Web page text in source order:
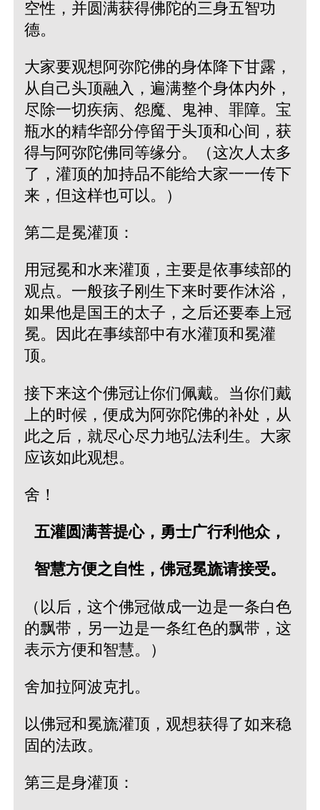
空性，并圆满获得佛陀的三身五智功
德。
大家要观想阿弥陀佛的身体降下甘露，
从自己头顶融入，遍满整个身体内外，
尽除一切疾病、怨魔、鬼神、罪障。宝
瓶水的精华部分停留于头顶和心间，获
得与阿弥陀佛同等缘分。（这次人太多
了，灌顶的加持品不能给大家一一传下
来，但这样也可以。）
第二是冕灌顶：
用冠冕和水来灌顶，主要是依事续部的
观点。一般孩子刚生下来时要作沐浴，
如果他是国王的太子，之后还要奉上冠
冕。因此在事续部中有水灌顶和冕灌
顶。
接下来这个佛冠让你们佩戴。当你们戴
上的时候，便成为阿弥陀佛的补处，从
此之后，就尽心尽力地弘法利生。大家
应该如此观想。
舍！
五灌圆满菩提心，勇士广行利他众，
智慧方便之自性，佛冠冕旒请接受。
（以后，这个佛冠做成一边是一条白色
的飘带，另一边是一条红色的飘带，这
表示方便和智慧。）
舍加拉阿波克扎。
以佛冠和冕旒灌顶，观想获得了如来稳
固的法政。
第三是身灌顶：